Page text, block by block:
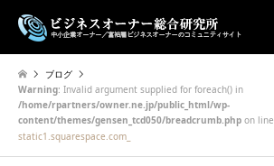
ブログ
Warning: Invalid argument supplied for foreach() in
/home/rpartners/owner.ne.jp/public_html/wp-
content/themes/gensen_tcd050/breadcrumb.php on line
static1.squarespace.com_